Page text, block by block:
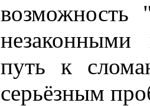
возможность
путь к
серьёзным